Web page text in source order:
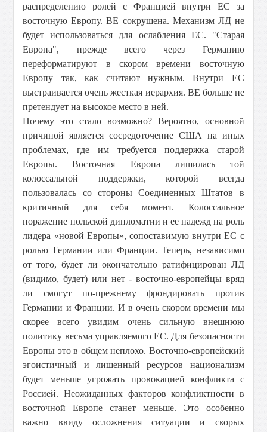
распределению ролей с Францией внутри ЕС за
восточную Европу. ВЕ сокрушена. Механизм ЛД не
будет использоваться для ослабления ЕС. "Старая
Европа", прежде всего через Германию
переформатируют в скором времени восточную
Европу так, как считают нужным. Внутри ЕС
выстраивается очень жесткая иерархия. ВЕ больше не
претендует на высокое место в ней.
Почему это стало возможно? Вероятно, основной
причиной является сосредоточение США на иных
проблемах, где им требуется поддержка старой
Европы. Восточная Европа лишилась той
колоссальной поддержки, которой всегда
пользовалась со стороны Соединенных Штатов в
критичный для себя момент. Колоссальное
поражение польской дипломатии и ее надежд на роль
лидера «новой Европы», сопоставимую внутри ЕС с
ролью Германии или Франции. Теперь, независимо
от того, будет ли окончательно ратифицирован ЛД
(видимо, будет) или нет - восточно-европейцы вряд
ли смогут по-прежнему фрондировать против
Германии и Франции. И в очень скором времени мы
скорее всего увидим очень сильную внешнюю
политику весьма управляемого ЕС. Для безопасности
Европы это в общем неплохо. Восточно-европейский
эгоистичный и лишенный ресурсов национализм
будет меньше угрожать провокацией конфликта с
Россией. Неожиданных факторов конфликтности в
восточной Европе станет меньше. Это особенно
важно ввиду осложнения ситуации и скорых